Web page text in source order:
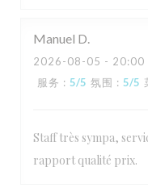
Manuel D
2026-08-05 - 20:00
服务 : 5/5 氛围 : 5/5
Staff très sympa,
rapport qualité prix.